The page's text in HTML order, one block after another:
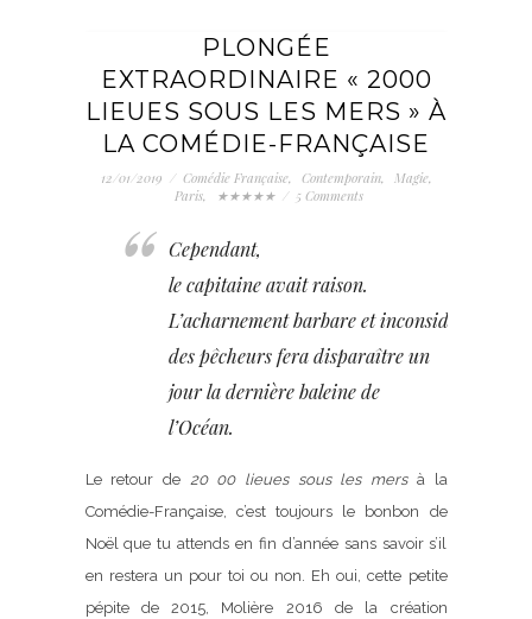
PLONGÉE
EXTRAORDINAIRE « 2000
LIEUES SOUS LES MERS » À
LA COMÉDIE-FRANÇAISE
12/01/2019 / Comédie Française, Contemporain, Magie,
Paris
★★★★★ / 5 Comments
Cependant,
le capitaine avait raison.
L’acharnement barbare et inconsidéré
des pêcheurs fera disparaître un
jour la dernière baleine de
l’Océan.
Le retour de 20 00 lieues sous les mersà la
Comédie-Française, c’est toujours le bonbon de
Noël que tu attends en fin d’année sans savoir s’il
en restera un pour toi ou non. Eh oui, cette petite
pépite de 2015, Molière 2016 de la création